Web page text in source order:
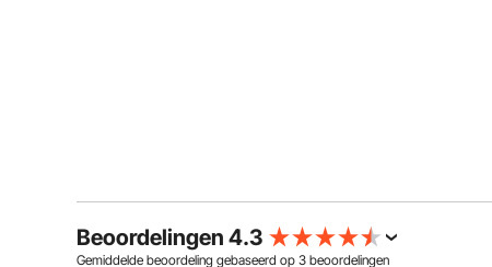
Beoordelingen 4.3
Gemiddelde beoordeling gebaseerd op 3 beoordelingen